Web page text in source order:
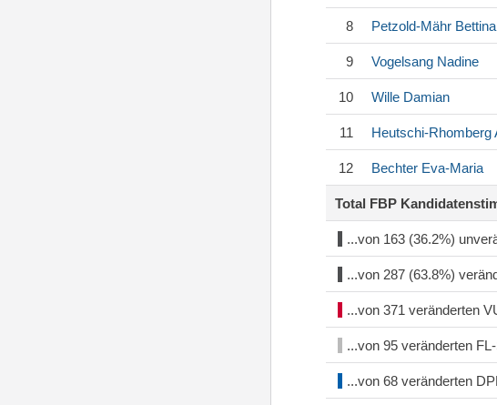
8 Petzold-Mähr Bettina
9 Vogelsang Nadine
10 Wille Damian
11 Heutschi-Rhomberg
12 Bechter Eva-Maria
Total FBP
...von 163 (36.2%)
...von 287 (63.8%)
...von 371 veränderten
...von 95 veränderten
...von 68 veränderten